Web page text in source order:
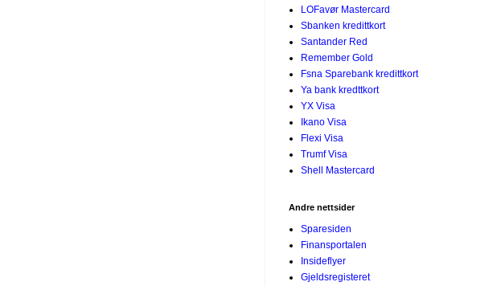
LOFavør Mastercard
Sbanken kredittkort
Santander Red
Remember Gold
Fsna Sparebank kredittkort
Ya bank kredttkort
YX Visa
Ikano Visa
Flexi Visa
Trumf Visa
Shell Mastercard
Andre nettsider
Sparesiden
Finansportalen
Insideflyer
Gjeldsregisteret